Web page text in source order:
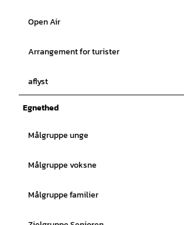
Open Air
Arrangement for turister
aflyst
Egnethed
Målgruppe unge
Målgruppe voksne
Målgruppe familier